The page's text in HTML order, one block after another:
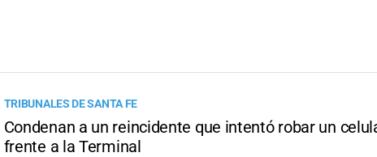
TRIBUNALES DE SANTA FE
Condenan a un reincidente que intentó robar un
frente a la Terminal